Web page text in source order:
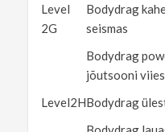
Level
2G
Bodydrag
seismas
Bodydrag
jõutsooni viies
Level2HBodydrag